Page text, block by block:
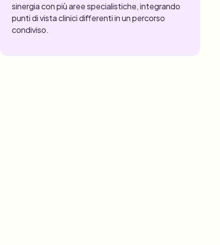
sinergia con più aree specialistiche, integrando
punti di vista clinici differenti in un percorso
condiviso.